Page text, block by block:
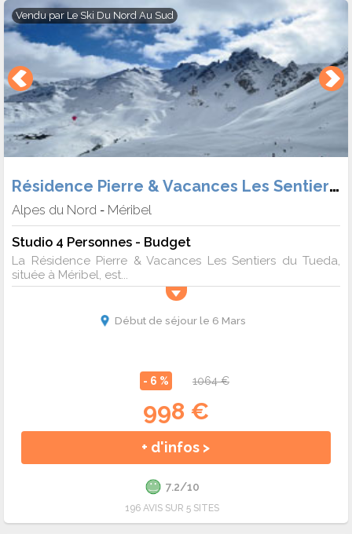
Vendu par Le Ski Du Nord Au Sud
Résidence Pierre & Vacances Les Sentiers du Tueda
Alpes du Nord - Méribel
Studio 4 Personnes - Budget
La Résidence Pierre & Vacances Les Sentiers du Tueda,
située à Méribel, est...
Début de séjour le 6 Mars
- 6 % 1064 €
998 €
+ d'infos >
7.2/10
196 AVIS SUR 5 SITES